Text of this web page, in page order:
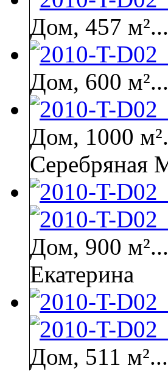
Дом, 457 м²...
Дом, 600 м²...
Дом, 1000
Серебряная
Дом, 900 м²...
Екатерина
Дом, 511 м²...